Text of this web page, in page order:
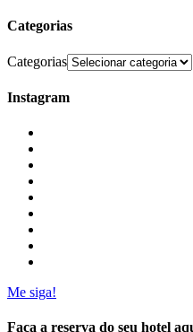
Categorias
Categorias
Instagram
Me siga!
Faça a reserva do seu hotel